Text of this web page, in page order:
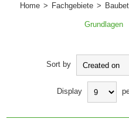
Home > Fachgebiete >
Grundlagen
Sort by
Display